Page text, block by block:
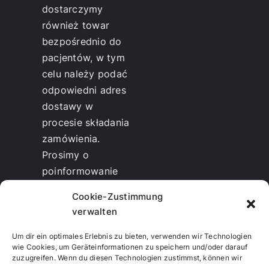
Cookie-Zustimmung
verwalten
Um dir ein optimales Erlebnis zu bieten, verwenden wir Technologien
wie Cookies, um Geräteinformationen zu speichern und/oder darauf
zuzugreifen. Wenn du diesen Technologien zustimmst, können wir
dostarczymy
również towar
bezpośrednio do
pacjentów, w tym
celu należy podać
odpowiedni adres
dostawy w
procesie składania
zamówienia.
Prosimy o
poinformowanie
powinniśmy
Możliwe sązniżki
dla terapeutów i